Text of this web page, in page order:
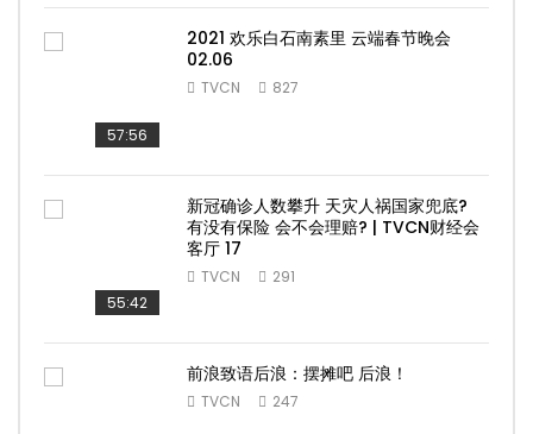
57:56
2021 欢乐白石南素里 云端春节晚会
02.06
TVCN 827
55:42
新冠确诊人数攀升 天灾人祸国家兜底?
有没有保险 会不会理赔? | TVCN财经会
客厅 17
TVCN 291
前浪致语后浪：摆摊吧 后浪！
TVCN 247